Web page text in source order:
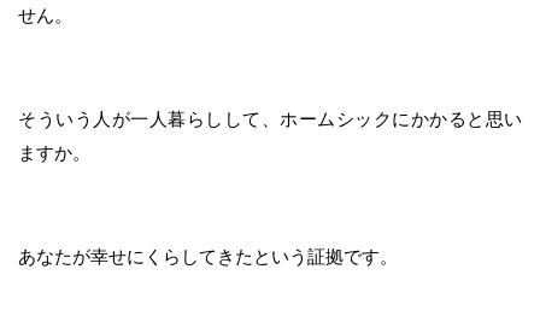
せん。
そういう人が一人暮らしして、ホームシックにかかると思い
ますか。
あなたが幸せにくらしてきたという証拠です。